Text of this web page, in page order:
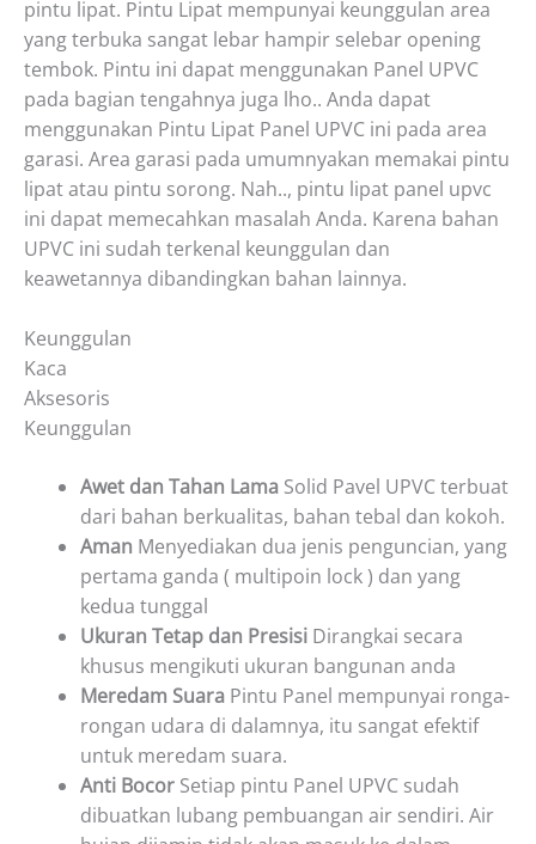
pintu lipat. Pintu Lipat mempunyai keunggulan area
yang terbuka sangat lebar hampir selebar opening
tembok. Pintu ini dapat menggunakan Panel UPVC
pada bagian tengahnya juga lho.. Anda dapat
menggunakan Pintu Lipat Panel UPVC ini pada area
garasi. Area garasi pada umumnyakan memakai pintu
lipat atau pintu sorong. Nah.., pintu lipat panel upvc
ini dapat memecahkan masalah Anda. Karena bahan
UPVC ini sudah terkenal keunggulan dan
keawetannya dibandingkan bahan lainnya.
Keunggulan
Kaca
Aksesoris
Keunggulan
Awet dan Tahan Lama Solid Pavel UPVC terbuat
dari bahan berkualitas, bahan tebal dan kokoh.
Aman Menyediakan dua jenis penguncian, yang
pertama ganda ( multipoin lock ) dan yang
kedua tunggal
Ukuran Tetap dan PresisiDirangkai secara
khusus mengikuti ukuran bangunan anda
Meredam SuaraPintu Panel mempunyai ronga-
rongan udara di dalamnya, itu sangat efektif
untuk meredam suara.
Anti Bocor Setiap pintu Panel UPVC sudah
dibuatkan lubang pembuangan air sendiri. Air